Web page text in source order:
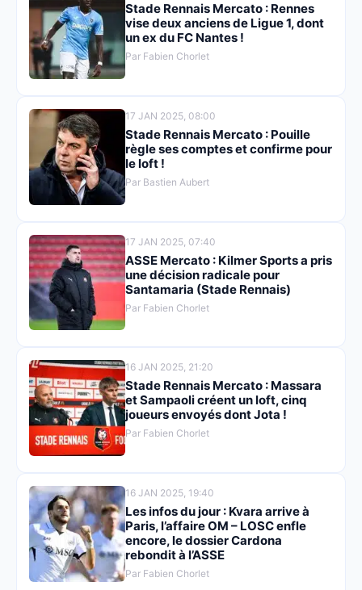
Stade Rennais Mercato : Rennes
vise deux anciens de Ligue 1, dont
un ex du FC Nantes !
Par Fabien Chorlet
17 JAN 2025, 08:00
Stade Rennais Mercato : Pouille
règle ses comptes et confirme pour
le loft !
Par Bastien Aubert
17 JAN 2025, 07:40
ASSE Mercato : Kilmer Sports a pris
une décision radicale pour
Santamaria (Stade Rennais)
Par Fabien Chorlet
16 JAN 2025, 21:20
Stade Rennais Mercato : Massara
et Sampaoli créent un loft, cinq
joueurs envoyés dont Jota !
Par Fabien Chorlet
16 JAN 2025, 19:40
Les infos du jour : Kvara arrive à
Paris, l’affaire OM – LOSC enfle
encore, le dossier Cardona
rebondit à l’ASSE
Par Fabien Chorlet